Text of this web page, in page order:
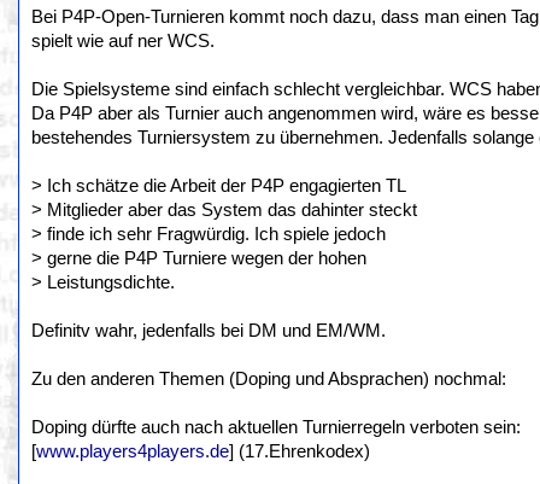
Bei P4P-Open-Turnieren kommt noch dazu, dass man einen
spielt wie auf ner WCS.
Die Spielsysteme sind einfach schlecht vergleichbar. WCS
Da P4P aber als Turnier auch angenommen wird, wäre es
bestehendes Turniersystem zu übernehmen. Jedenfalls
> Ich schätze die Arbeit der P4P engagierten TL
> Mitglieder aber das System das dahinter steckt
> finde ich sehr Fragwürdig. Ich spiele jedoch
> gerne die P4P Turniere wegen der hohen
> Leistungsdichte.
Definitv wahr, jedenfalls bei DM und EM/WM.
Zu den anderen Themen (Doping und Absprachen) nochmal:
Doping dürfte auch nach aktuellen Turnierregeln verboten sein:
[www.players4players.de] (17.Ehrenkodex)